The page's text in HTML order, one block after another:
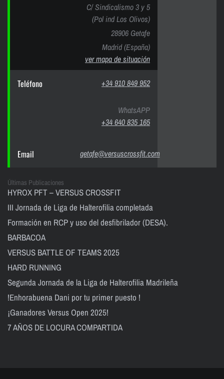
C/ Sindicalismo 3 y 5
(Pol ind Los Olivos)
28906 Getafe
Madrid (España)
ver mapa de situación
Teléfono +34 910 849 952
WhatsAPP
+34 640 835 165
Email getafe@versuscrossfit.com
Últimas Publicaciones
HYROX PFT – VERSUS CROSSFIT
III Jornada de Liga de Halterofilia completada
Formación en RCP y uso del desfibrilador (DESA).
BARBACOA
VERSUS BATTLE OF TEAMS 2025
HARD RUNNING
Segunda Jornada de la Liga de Halterofilia Madrileña
!Enhorabuena Dani por tu primer puesto !
¡Ganadores Versus Open 2025!
7 AÑOS DE LOCURA COMPARTIDA